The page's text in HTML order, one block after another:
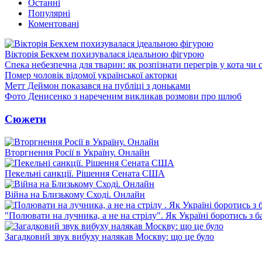
Останні
Популярні
Коментовані
Вікторія Бекхем похизувалася ідеальною фігурою
Спека небезпечна для тварин: як розпізнати перегрів у кота чи
Помер чоловік відомої української акторки
Метт Деймон показався на публіці з доньками
Фото Денисенко з нареченим викликав розмови про шлюб
Сюжети
Вторгнення Росії в Україну. Онлайн
Пекельні санкції. Рішення Сената США
Війна на Близькому Сході. Онлайн
"Полювати на лучника, а не на стрілу". Як Україні боротись з
Загадковий звук вибуху налякав Москву: що це було